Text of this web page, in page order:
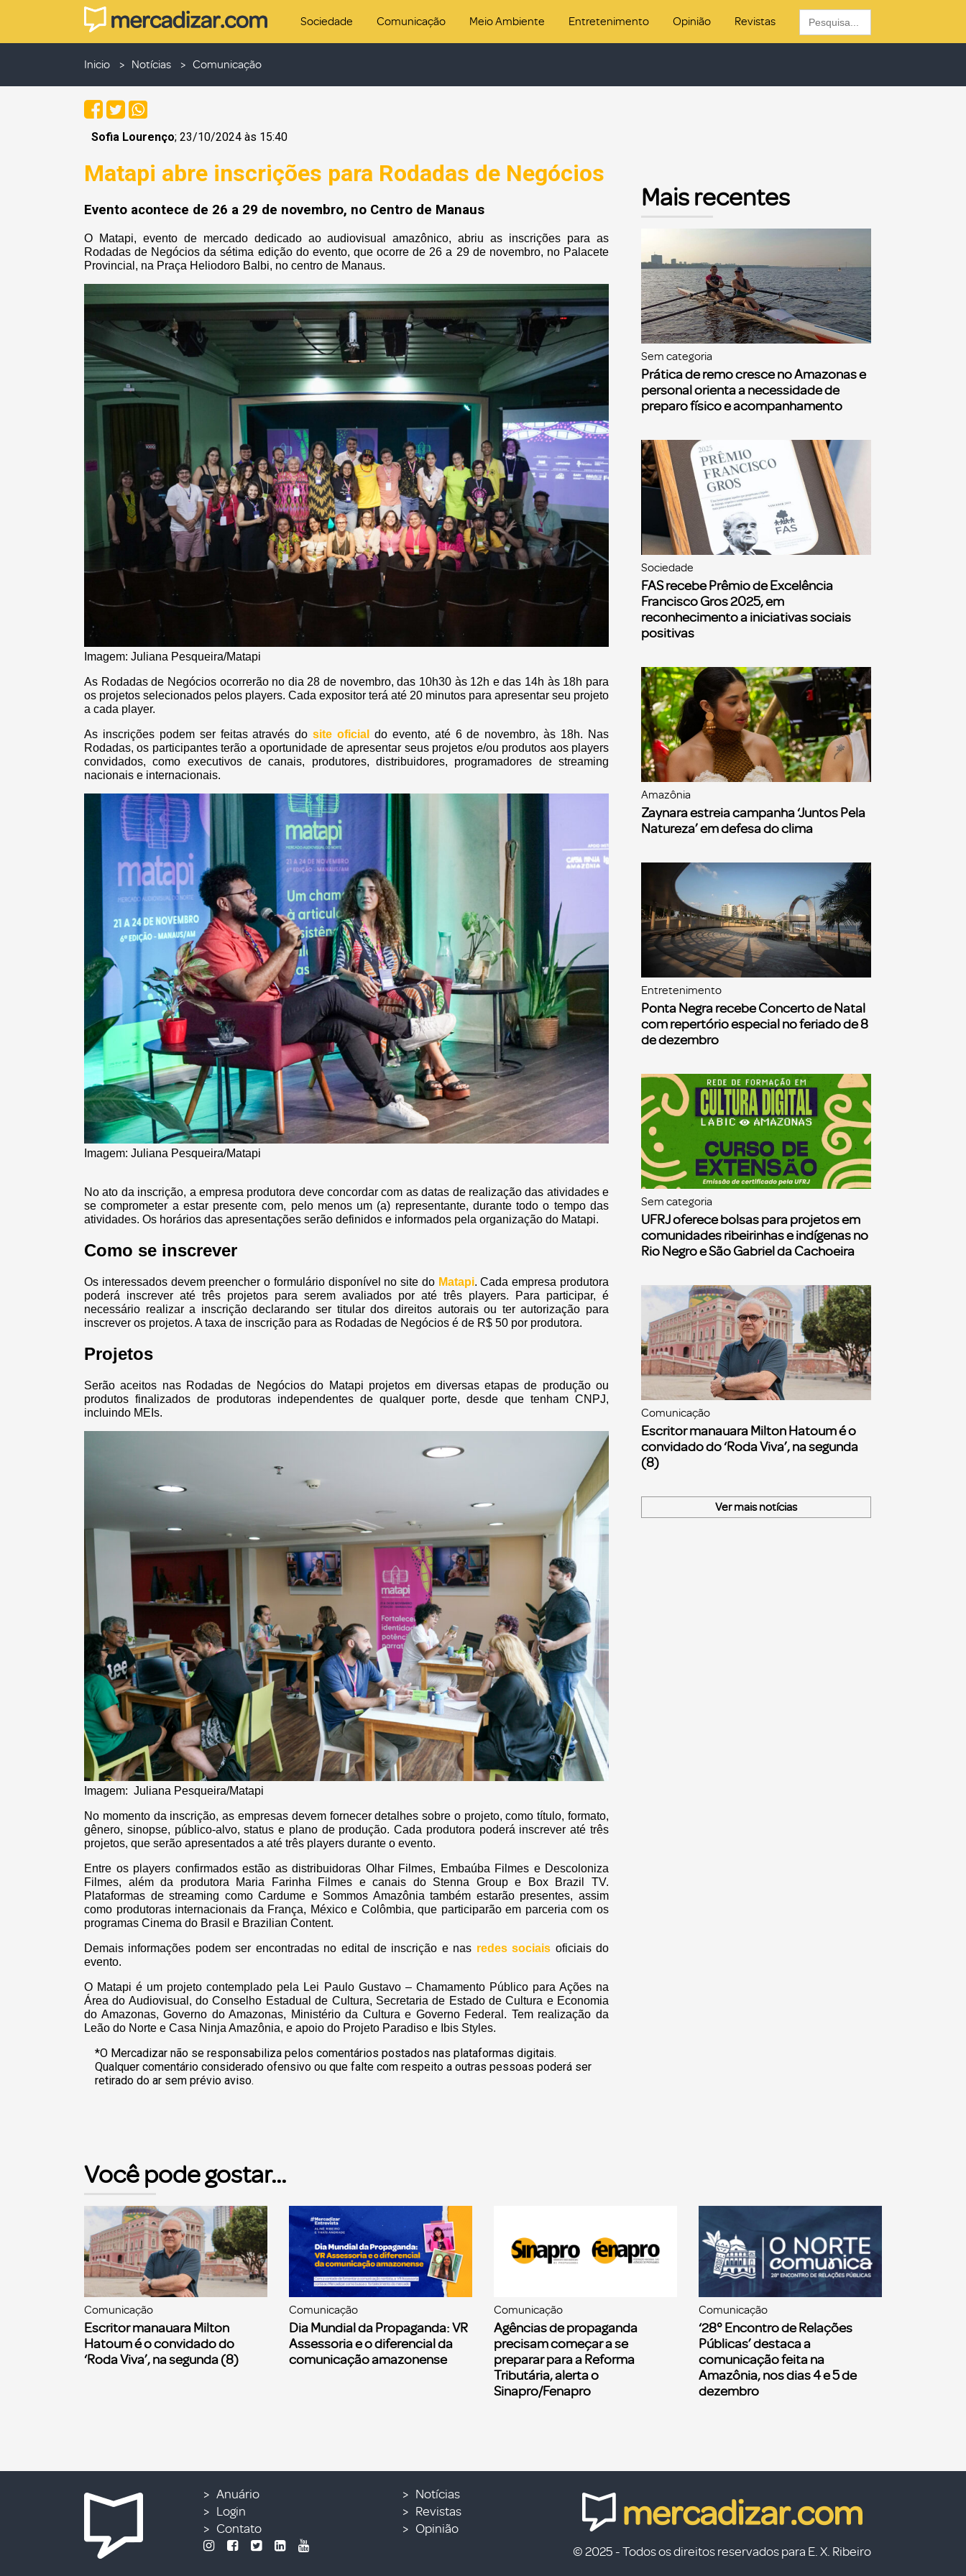
Sociedade Comunicação Meio Ambiente Entretenimento Opinião Revistas
Search
for:
Inicio Notícias Comunicação
Sofia Lourenço; 23/10/2024 às 15:40
Matapi abre inscrições para Rodadas de Negócios
Evento acontece de 26 a 29 de novembro, no Centro de Manaus
O Matapi, evento de mercado dedicado ao audiovisual amazônico, abriu as inscrições para as
Rodadas de Negócios da sétima edição do evento, que ocorre de 26 a 29 de novembro, no Palacete
Provincial, na Praça Heliodoro Balbi, no centro de Manaus.
Imagem: Juliana Pesqueira/Matapi
As Rodadas de Negócios ocorrerão no dia 28 de novembro, das 10h30 às 12h e das 14h às 18h para
os projetos selecionados pelos players. Cada expositor terá até 20 minutos para apresentar seu projeto
a cada player.
As inscrições podem ser feitas através dosite oficial
do evento, até 6 de novembro, às 18h. Nas
Rodadas, os participantes terão a oportunidade de apresentar seus projetos e/ou produtos aos players
convidados, como executivos de canais, produtores, distribuidores, programadores de streaming
nacionais e internacionais.
Imagem: Juliana Pesqueira/Matapi
No ato da inscrição, a empresa produtora deve concordar com as datas de realização das atividades e
se comprometer a estar presente com, pelo menos um (a) representante, durante todo o tempo das
atividades. Os horários das apresentações serão definidos e informados pela organização do Matapi.
Como se inscrever
Os interessados devem preencher o formulário disponível no site do Matapi. Cada empresa produtora
poderá inscrever até três projetos para serem avaliados por até três players. Para participar, é
necessário realizar a inscrição declarando ser titular dos direitos autorais ou ter autorização para
inscrever os projetos. A taxa de inscrição para as Rodadas de Negócios é de R$ 50 por produtora.
Projetos
Serão aceitos nas Rodadas de Negócios do Matapi projetos em diversas etapas de produção ou
produtos finalizados de produtoras independentes de qualquer porte, desde que tenham CNPJ,
incluindo MEIs.
Imagem: Juliana Pesqueira/Matapi
No momento da inscrição, as empresas devem fornecer detalhes sobre o projeto, como título, formato,
gênero, sinopse, público-alvo, status e plano de produção. Cada produtora poderá inscrever até três
projetos, que serão apresentados a até três players durante o evento.
Entre os players confirmados estão as distribuidoras Olhar Filmes, Embaúba Filmes e Descoloniza
Filmes, além da produtora Maria Farinha Filmes e canais do Stenna Group e Box Brazil TV.
Plataformas de streaming como Cardume e Sommos Amazônia também estarão presentes, assim
como produtoras internacionais da França, México e Colômbia, que participarão em parceria com os
programas Cinema do Brasil e Brazilian Content.
Demais informações podem ser encontradas no edital de inscrição e nas redes sociais oficiais do
evento.
O Matapi é um projeto contemplado pela Lei Paulo Gustavo – Chamamento Público para Ações na
Área do Audiovisual, do Conselho Estadual de Cultura, Secretaria de Estado de Cultura e Economia
do Amazonas, Governo do Amazonas, Ministério da Cultura e Governo Federal. Tem realização da
Leão do Norte e Casa Ninja Amazônia, e apoio do Projeto Paradiso e Ibis Styles.
*O Mercadizar não se responsabiliza pelos comentários postados nas plataformas digitais.
Qualquer comentário considerado ofensivo ou que falte com respeito a outras pessoas poderá ser
retirado do ar sem prévio aviso.
Mais recentes
Sem categoria
Prática de remo cresce no Amazonas e
personal orienta a necessidade de
preparo físico e acompanhamento
Sociedade
FAS recebe Prêmio de Excelência
Francisco Gros 2025, em
reconhecimento a iniciativas sociais
positivas
Amazônia
Zaynara estreia campanha ‘Juntos Pela
Natureza’ em defesa do clima
Entretenimento
Ponta Negra recebe Concerto de Natal
com repertório especial no feriado de 8
de dezembro
Sem categoria
UFRJ oferece bolsas para projetos em
comunidades ribeirinhas e indígenas no
Rio Negro e São Gabriel da Cachoeira
Comunicação
Escritor manauara Milton Hatoum é o
convidado do ‘Roda Viva’, na segunda
(8)
Ver mais notícias
Você pode gostar...
Comunicação
Escritor manauara Milton
Hatoum é o convidado do
‘Roda Viva’, na segunda (8)
Comunicação
Dia Mundial da Propaganda: VR
Assessoria e o diferencial da
comunicação amazonense
Comunicação
Agências de propaganda
precisam começar a se
preparar para a Reforma
Tributária, alerta o
Sinapro/Fenapro
Comunicação
‘28° Encontro de Relações
Públicas’ destaca a
comunicação feita na
Amazônia, nos dias 4 e 5 de
dezembro
Anuário
Login
Contato
Notícias
Revistas
Opinião
© 2025 - Todos os direitos reservados para E. X. Ribeiro